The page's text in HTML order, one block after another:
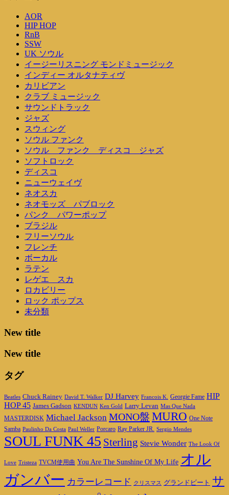
AOR
HIP HOP
RnB
SSW
UK ソウル
イージーリスニング モンドミュージック
インディー オルタナティヴ
カリビアン
クラブ ミュージック
サウンドトラック
ジャズ
スウィング
ソウル ファンク
ソウル ファンク ディスコ ジャズ
ソフトロック
ディスコ
ニューウェイヴ
ネオスカ
ネオモッズ パブロック
パンク パワーポップ
ブラジル
フリーソウル
フレンチ
ボーカル
ラテン
レゲエ スカ
ロカビリー
ロック ポップス
未分類
New title
New title
タグ
Beatles Chuck Rainey David T. Walker DJ Harvey Francois K. Georgie Fame HIP
HOP 45 James Gadson KENDUN Ken Gold Larry Levan Mas Que Nada
MASTERDISK Michael Jackson MONO盤 MURO One Note
Samba Paulinho Da Costa Paul Weller Porcaro Ray Parker JR. Sergio Mendes
SOUL FUNK 45 Sterling Stevie Wonder The Look Of
Love Tristeza TVCM使用曲 You Are The Sunshine Of My Life オル
ガンバー カラーレコード クリスマス グランドビート サ